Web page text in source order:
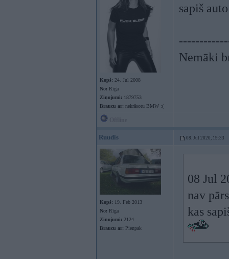
Kopš: 24. Jul 2008
No: Rīga
Ziņojumi: 1879753
Braucu ar: nekrāsotu BMW :(
sapiš
Nemāki
Ruudis 08. Jul 2020, 19:33
Kopš: 19. Feb 2013
No: Rīga
Ziņojumi: 2124
Braucu ar: Pienpak
08 Jul
nav
kas